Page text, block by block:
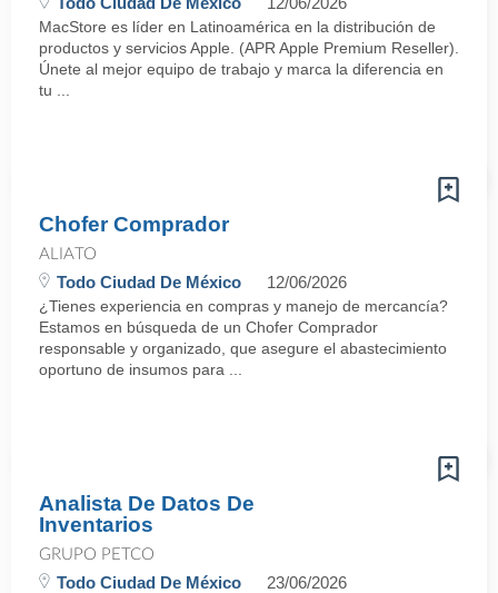
MacStore es líder en Latinoamérica en la distribución de
productos y servicios Apple. (APR Apple Premium Reseller).
Únete al mejor equipo de trabajo y marca la diferencia en
tu ...
Chofer Comprador
ALIATO
Todo Ciudad De México 12/06/2026
¿Tienes experiencia en compras y manejo de mercancía?
Estamos en búsqueda de un Chofer Comprador
responsable y organizado, que asegure el abastecimiento
oportuno de insumos para ...
Analista De Datos De
Inventarios
GRUPO PETCO
Todo Ciudad De México 23/06/2026